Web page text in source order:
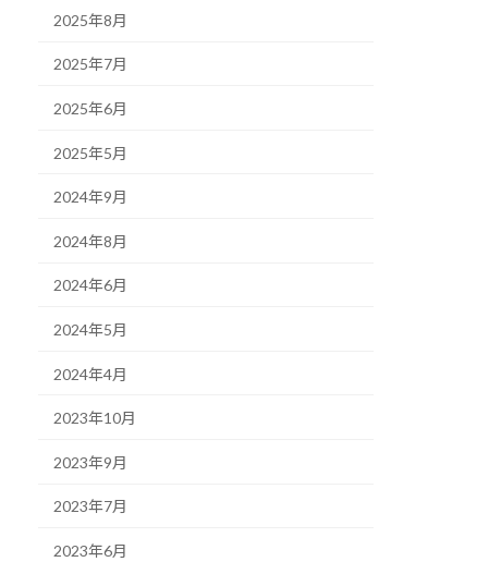
2025年8月
2025年7月
2025年6月
2025年5月
2024年9月
2024年8月
2024年6月
2024年5月
2024年4月
2023年10月
2023年9月
2023年7月
2023年6月